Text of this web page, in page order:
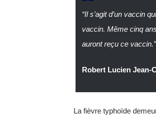
“Il s’agit d’un vaccin
vaccin. Même cinq
auront reçu ce vaccin.”
Robert Lucien Jean-
La fièvre typhoïde